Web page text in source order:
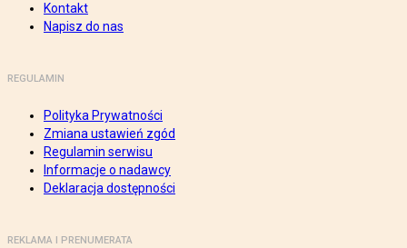
Kontakt
Napisz do nas
REGULAMIN
Polityka Prywatności
Zmiana ustawień zgód
Regulamin serwisu
Informacje o nadawcy
Deklaracja dostępności
REKLAMA I PRENUMERATA